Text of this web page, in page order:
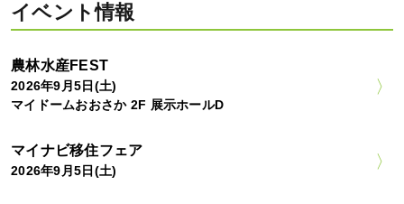
イベント情報
農林水産FEST
2026年9月5日(土)
マイドームおおさか 2F 展示ホールD
マイナビ移住フェア
2026年9月5日(土)